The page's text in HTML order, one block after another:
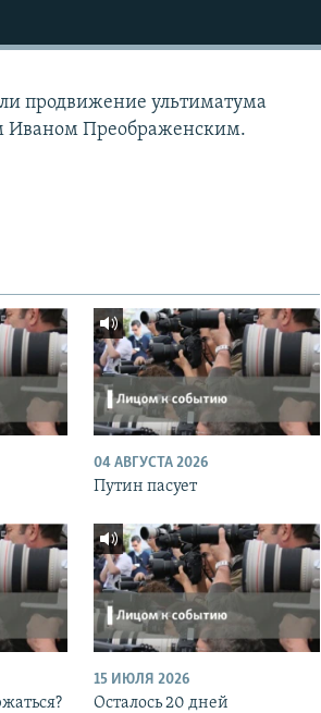
продвижение ультиматума
Иваном Преображенским.
04 АВГУСТА 2026
Путин пасует
15 ИЮЛЯ 2026
Осталось 20 дней